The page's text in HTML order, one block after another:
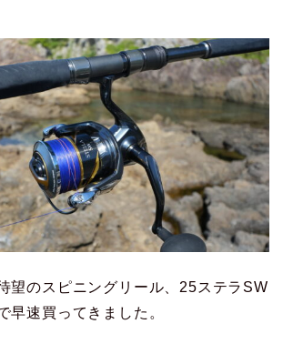
望のスピニングリール、25ステラSW
早速買ってきました。